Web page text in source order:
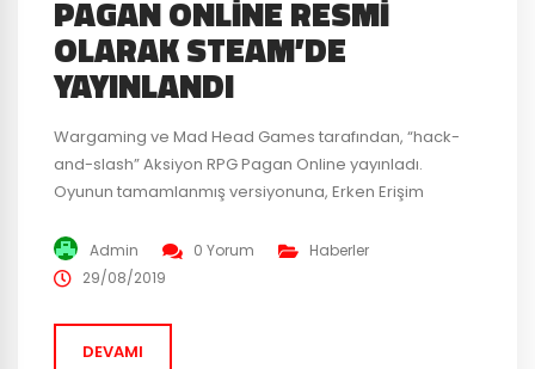
PAGAN ONLINE RESMI
OLARAK STEAM’DE
YAYINLANDI
Wargaming ve Mad Head Games tarafından, “hack-
and-slash” Aksiyon RPG Pagan Online yayınladı.
Oyunun tamamlanmış versiyonuna, Erken Erişim
getiren devasa bir güncelleme de gelmiş. Bu
güncellemede, oynanabilir iki yeni karakter, yeni
düzenlenmiş oyun sistemleri ile daha kapsamlı kontrol
seçenekleri de var. Bu yeniliklerin...
Admin 0 Yorum
Haberler
29/08/2019
DEVAMI